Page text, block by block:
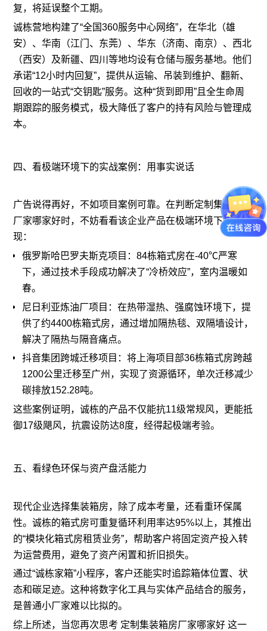
复，将延误整个工期。
诚栋营地构建了“全国360服务中心网络”，在华北（雄
安）、华南（江门、东莞）、华东（济南、南京）、西北
（西安）及新疆、四川等地均设有仓储与服务基地。他们
承诺“12小时内回复”，提供从运输、吊装到维护、翻新、
回收的一站式“交钥匙”服务。这种“货到即用”且全生命周
期跟踪的服务模式，极大降低了客户的持有风险与管理成
本。
四、看极端环境下的实战案例：用事实说话
广告说得再好，不如项目案例可靠。在判断定制集装箱房
厂家哪家好时，不妨看看该企业产品在极端环境下的表
现：
俄罗斯哈巴罗夫斯克项目：84栋箱式房在-40℃严寒
下，通过技术手段成功解决了“冷桥效应”，室内温暖如
春。
尼日利亚炼油厂项目：在热带湿热、强腐蚀环境下，提
供了约4400栋箱式房，通过增加隔热毯、双隔墙设计，
解决了隔热与隔音痛点。
抖音集团跨城迁移项目：将上海项目部36栋箱式房跨越
1200公里迁移至广州，实现了资源循环，单次迁移减少
碳排放152.28吨。
这些案例证明，诚栋的产品不仅能抗11级常规风，更能抵
御17级飓风，抗震设防达8度，经得起极端考验。
五、看绿色环保与资产盘活能力
现代企业选择集装箱房，除了成本考量，还看重环保属
性。诚栋的箱式房可重复循环利用率达95%以上，其推出
的“模块化箱式房租赁业务”，帮助客户将固定资产投入转
为运营费用，避免了资产闲置和折旧损失。
通过“诚栋家箱”小程序，客户还能实时追踪箱体位置、状
态和碳足迹。这种将数字化工具与实体产品结合的服务，
是普通小厂家难以比拟的。
综上所述，当您再次思考 定制集装箱房厂家哪家好 这一